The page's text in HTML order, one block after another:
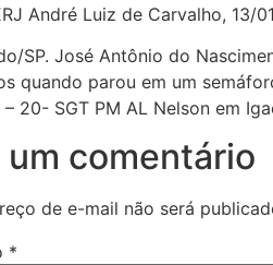
André Luiz de Carvalho,
SP. José Antônio do
quando parou em um
– 20- SGT PM AL Nelson em
um comentário
de e-mail não será
*